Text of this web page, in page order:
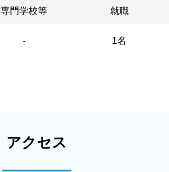
専門学校等
-
就職
1名
アクセス